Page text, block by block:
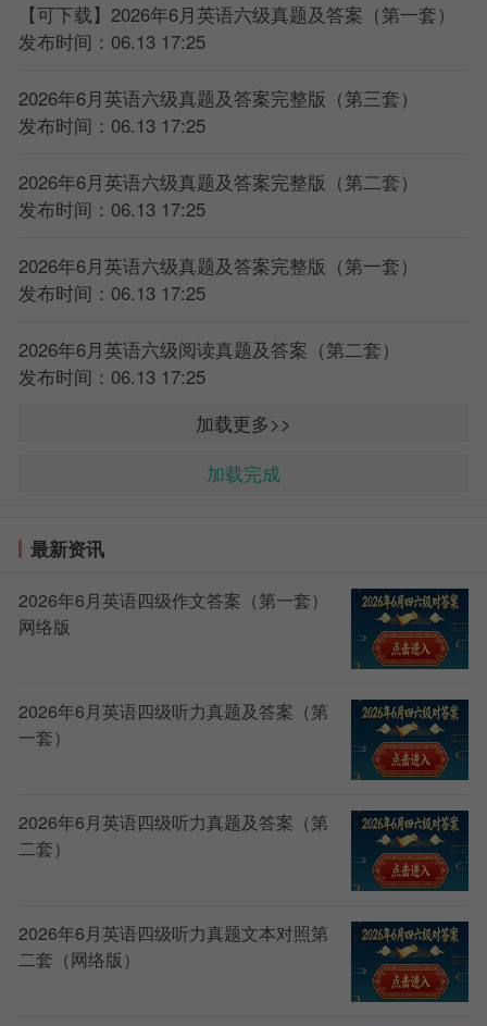
【可下载】2026年6月英语六级真题及答案（第一套）
发布时间：06.13 17:25
2026年6月英语六级真题及答案完整版（第三套）
发布时间：06.13 17:25
2026年6月英语六级真题及答案完整版（第二套）
发布时间：06.13 17:25
2026年6月英语六级真题及答案完整版（第一套）
发布时间：06.13 17:25
2026年6月英语六级阅读真题及答案（第二套）
发布时间：06.13 17:25
加载更多>>
加载完成
最新资讯
2026年6月英语四级作文答案（第一套）
网络版
2026年6月英语四级听力真题及答案（第
一套）
2026年6月英语四级听力真题及答案（第
二套）
2026年6月英语四级听力真题文本对照第
二套（网络版）